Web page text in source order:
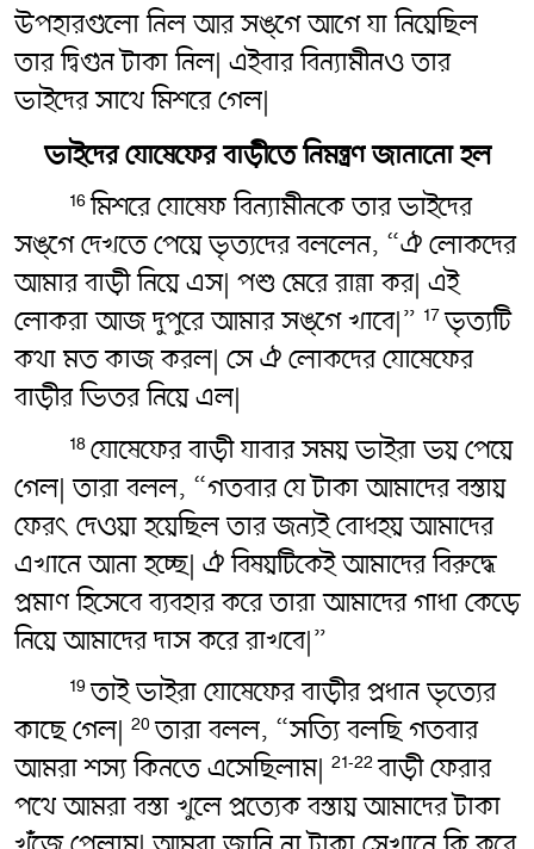
উপহারগুলো নিল আর সঙ্গে আগে যা নিয়েছিল
তার দ্বিগুন টাকা নিল| এইবার বিন্যামীনও তার
ভাইদের সাথে মিশরে গেল|
ভাইদের যোষেফের বাড়ীতে নিমন্ত্রণ জানানো হল
16মিশরে যোষেফ বিন্যামীনকে তার ভাইদের
সঙ্গে দেখতে পেয়ে ভৃত্যদের বললেন, “ঐ লোকদের
আমার বাড়ী নিয়ে এস| পশু মেরে রান্না কর| এই
লোকরা আজ দুপুরে আমার সঙ্গে খাবে|” 17ভৃত্যটি
কথা মত কাজ করল| সে ঐ লোকদের যোষেফের
বাড়ীর ভিতর নিয়ে এল|
18 যোষেফের বাড়ী যাবার সময় ভাইরা ভয় পেয়ে
গেল| তারা বলল, “গতবার যে টাকা আমাদের বস্তায়
ফেরৎ‌ দেওয়া হয়েছিল তার জন্যই বোধহয় আমাদের
এখানে আনা হচ্ছে| ঐ বিষয়টিকেই আমাদের বিরুদ্ধে
প্রমাণ হিসেবে ব্যবহার করে তারা আমাদের গাধা কেড়ে
নিয়ে আমাদের দাস করে রাখবে|”
19তাই ভাইরা যোষেফের বাড়ীর প্রধান ভৃত্যের
কাছে গেল| 20তারা বলল, “সত্যি বলছি গতবার
আমরা শস্য কিনতে এসেছিলাম| 21-22বাড়ী ফেরার
পথে আমরা বস্তা খুলে প্রত্যেক বস্তায় আমাদের টাকা